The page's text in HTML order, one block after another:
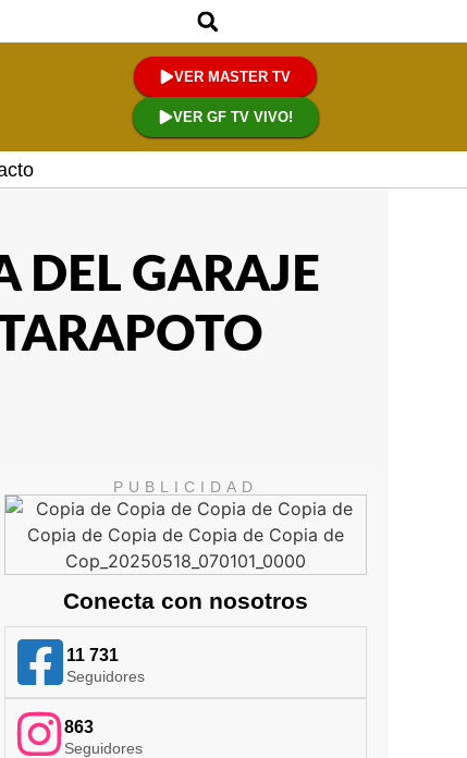
VER MASTER TV
VER GF TV VIVO!
DEL GARAJE
PUBLICIDAD
Conecta con nosotros
11 731
Seguidores
863
Seguidores